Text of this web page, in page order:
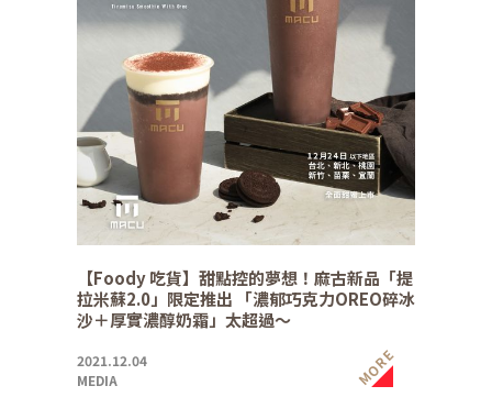
【Foody 吃貨】甜點控的夢想！麻古新品「提
拉米蘇2.0」限定推出 「濃郁巧克力OREO碎冰
沙＋厚實濃醇奶霜」太超過～
2021.12.04
MEDIA
MORE